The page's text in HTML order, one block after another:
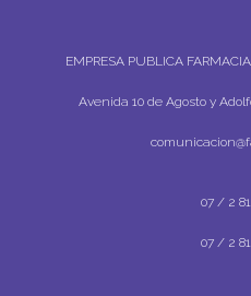
EMPRESA PUBLICA
Avenida 10 de Agosto y
07 / 2
07 / 2